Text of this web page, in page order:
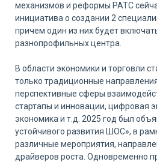
механизмов и реформы РАТС
инициатива о создании 2
причем один из них будет
разнопрофильных центра.
В области экономики и торговли
только традиционные
перспективные сферы
стартапы и инновации, цифровая
экономика и т.д. 2025 год был
устойчивого развития ШОС», в
различные мероприятия,
драйверов роста. Одновременно